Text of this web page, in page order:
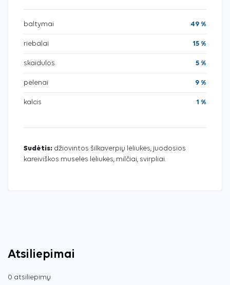
baltymai 49 %
riebalai 15 %
skaidulos 5 %
pelenai 9 %
kalcis 1 %
Sudėtis: džiovintos šilkaverpių lėliukės, juodosios
kareiviškos muselės lėliukės, milčiai, svirpliai.
Atsiliepimai
0 atsiliepimų